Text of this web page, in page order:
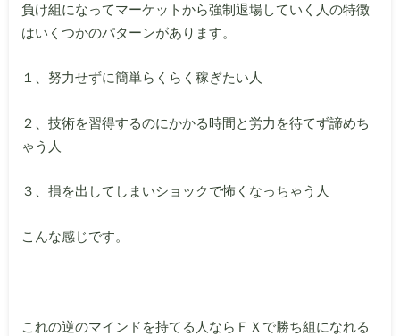
負け組になってマーケットから強制退場していく人の特徴
はいくつかのパターンがあります。
１、努力せずに簡単らくらく稼ぎたい人
２、技術を習得するのにかかる時間と労力を待てず諦めち
ゃう人
３、損を出してしまいショックで怖くなっちゃう人
こんな感じです。
これの逆のマインドを持てる人ならＦＸで勝ち組になれる